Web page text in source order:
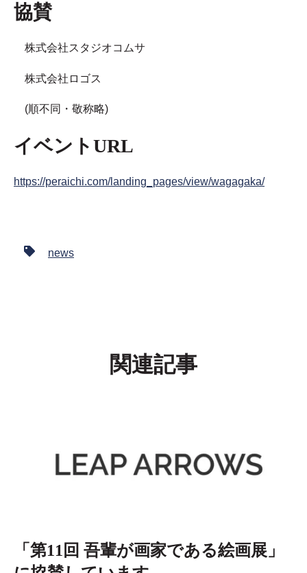
協賛
株式会社スタジオコムサ
株式会社ロゴス
(順不同・敬称略)
イベントURL
https://peraichi.com/landing_pages/view/wagagaka/
news
関連記事
「第11回 吾輩が画家である絵画展」